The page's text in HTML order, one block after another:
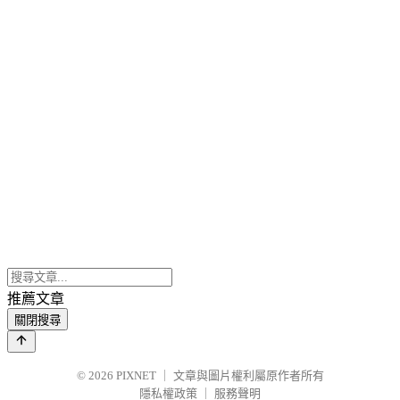
推薦文章
關閉搜尋
© 2026 PIXNET
文章與圖片權利屬原作者所有
隱私權政策
服務聲明